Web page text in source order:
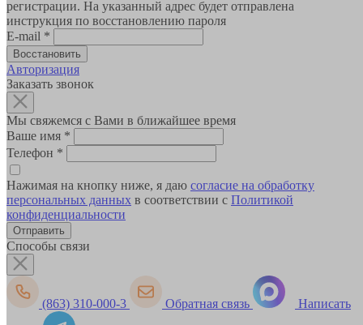
регистрации. На указанный адрес будет отправлена
инструкция по восстановлению пароля
E-mail *
Авторизация
Заказать звонок
Мы свяжемся с Вами в ближайшее время
Ваше имя *
Телефон *
Нажимая на кнопку ниже, я даю согласие на обработку
персональных данных в соответствии с Политикой
конфиденциальности
Способы связи
(863) 310-000-3 Обратная связь Написать